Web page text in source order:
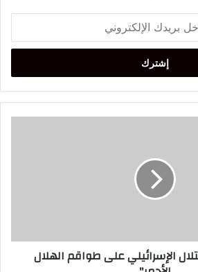
الإسرائيلي على طواقم الهلال